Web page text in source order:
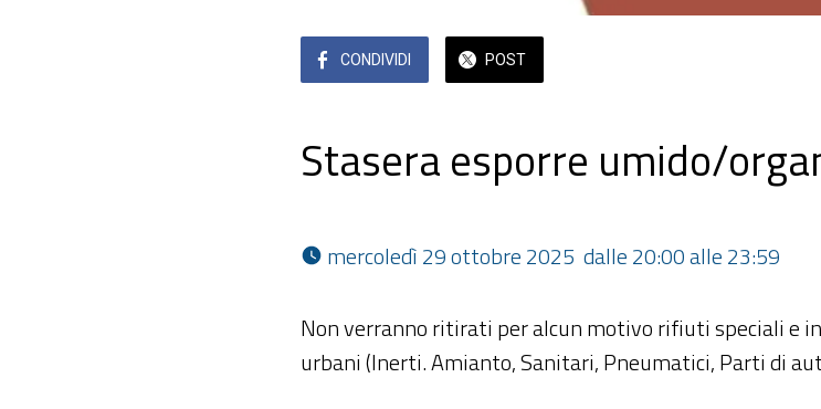
CONDIVIDI POST
Stasera esporre umido/
mercoledì 29 ottobre 2025  dalle 20:00 alle 23:59
Non verranno ritirati per alcun motivo rifiuti speciali e
urbani (Inerti. Amianto, Sanitari, Pneumatici, Parti di